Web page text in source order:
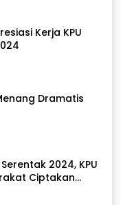
Kerja KPU
Dramatis
2024, KPU
Ciptakan